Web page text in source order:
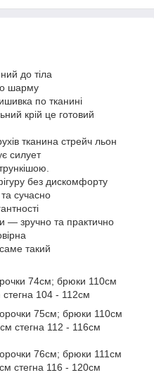
до тіла
шарму
по тканині
крій це готовий
тканина стрейч льон
силует
без дискомфорту
сучасно
— зручно та практично
такий
74см; брюки 110см
104 - 112см
75см; брюки 110см
стегна 112 - 116см
76см; брюки 111см
стегна 116 - 120см